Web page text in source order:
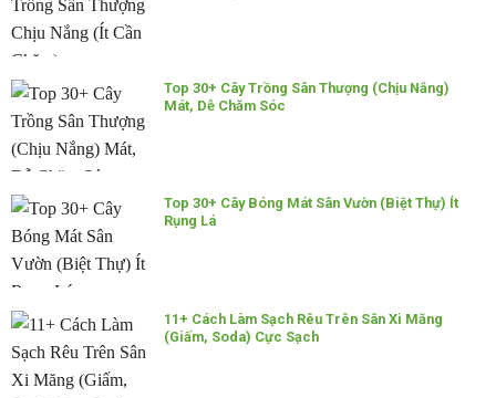
Top 30+ Cây Trồng Sân Thượng (Chịu Nắng)
Mát, Dễ Chăm Sóc
Top 30+ Cây Bóng Mát Sân Vườn (Biệt Thự) Ít
Rụng Lá
11+ Cách Làm Sạch Rêu Trên Sân Xi Măng
(Giấm, Soda) Cực Sạch